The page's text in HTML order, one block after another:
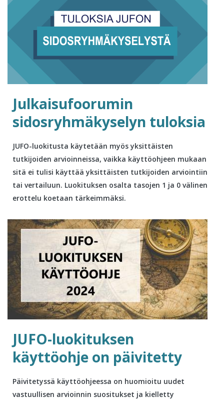
Julkaisufoorumin
sidosryhmäkyselyn tuloksia
JUFO-luokitusta käytetään myös yksittäisten
tutkijoiden arvioinneissa, vaikka käyttöohjeen mukaan
sitä ei tulisi käyttää yksittäisten tutkijoiden arviointiin
tai vertailuun. Luokituksen osalta tasojen 1 ja 0 välinen
erottelu koetaan tärkeimmäksi.
JUFO-luokituksen
käyttöohje on päivitetty
Päivitetyssä käyttöohjeessa on huomioitu uudet
vastuullisen arvioinnin suositukset ja kielletty